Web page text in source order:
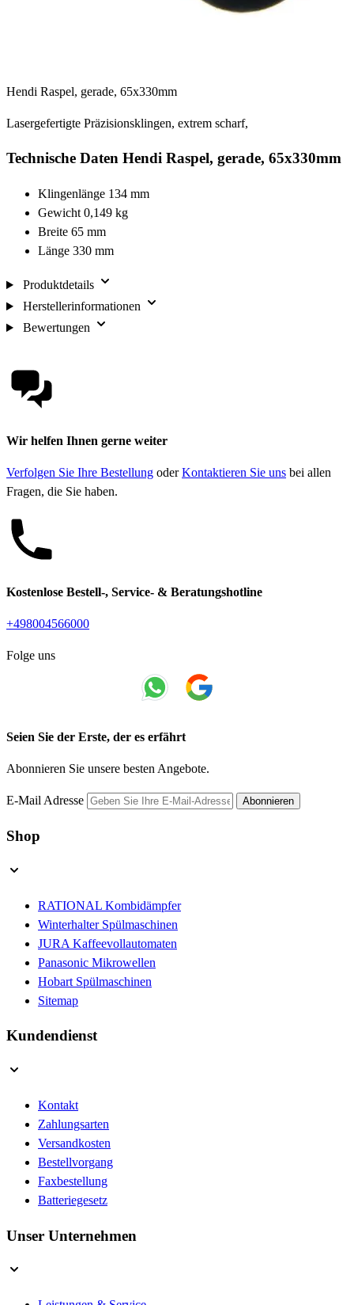
Hendi Raspel, gerade, 65x330mm
Lasergefertigte Präzisionsklingen, extrem scharf,
Technische Daten Hendi Raspel, gerade, 65x330mm
Klingenlänge 134 mm
Gewicht 0,149 kg
Breite 65 mm
Länge 330 mm
Produktdetails
Herstellerinformationen
Bewertungen
Wir helfen Ihnen gerne weiter
Verfolgen Sie Ihre Bestellung oderKontaktieren Sie uns bei allen
Fragen, die Sie haben.
Kostenlose Bestell-, Service- & Beratungshotline
+498004566000
Folge uns
Seien Sie der Erste, der es erfährt
Abonnieren Sie unsere besten Angebote.
E-Mail Adresse Abonnieren
Shop
RATIONAL Kombidämpfer
Winterhalter Spülmaschinen
JURA Kaffeevollautomaten
Panasonic Mikrowellen
Hobart Spülmaschinen
Sitemap
Kundendienst
Kontakt
Zahlungsarten
Versandkosten
Bestellvorgang
Faxbestellung
Batteriegesetz
Unser Unternehmen